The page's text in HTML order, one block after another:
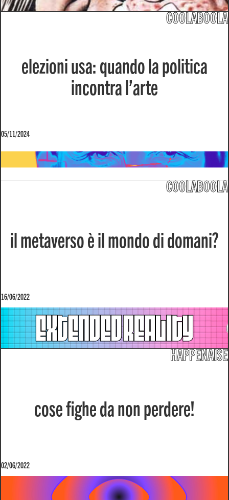
COOLABOOLA
elezioni usa: quando la politica
incontra l’arte
05/11/2024
COOLABOOLA
il metaverso è il mondo di domani?
16/06/2022
HAPPENAISE
cose fighe da non perdere!
02/06/2022